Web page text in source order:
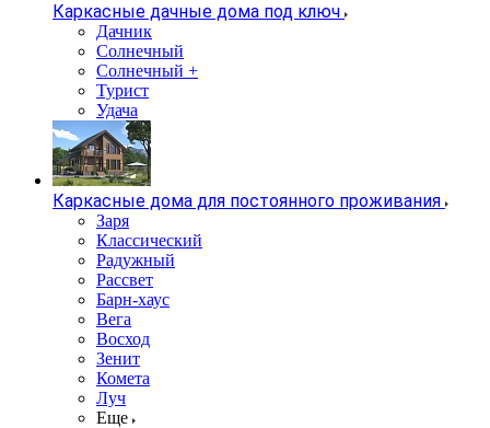
Каркасные дачные дома под ключ
Дачник
Солнечный
Солнечный +
Турист
Удача
Каркасные дома для постоянного проживания
Заря
Классический
Радужный
Рассвет
Барн-хаус
Вега
Восход
Зенит
Комета
Луч
Еще